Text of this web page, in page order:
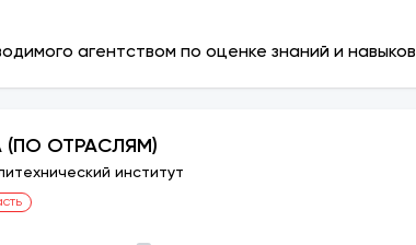
агентством по оценке знаний и навыков
(ПО ОТРАСЛЯМ)
институт